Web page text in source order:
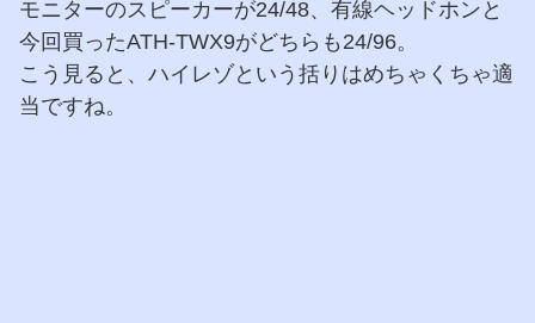
モニターのスピーカーが24/48、有線ヘッドホンと
今回買ったATH-TWX9がどちらも24/96。
こう見ると、ハイレゾという括りはめちゃくちゃ適
当ですね。